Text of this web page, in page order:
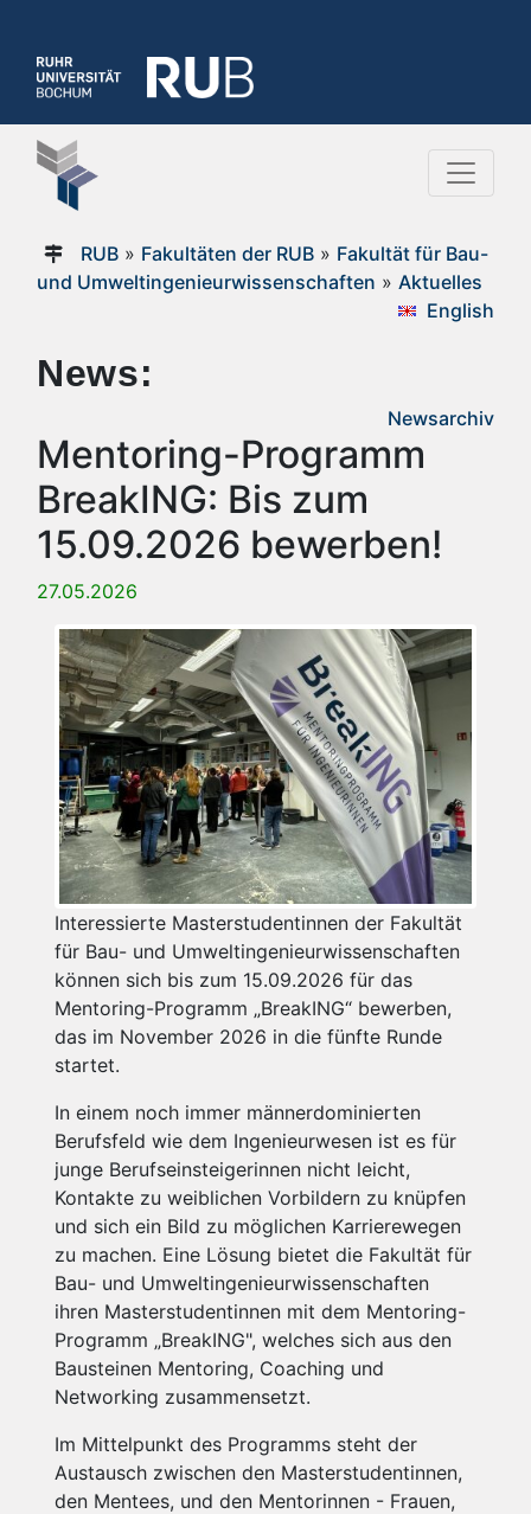
RUB» Fakultäten der RUB» Fakultät für Bau-
und Umweltingenieurwissenschaften » Aktuelles
English
News:
Newsarchiv
Mentoring-Programm
BreakING: Bis zum
15.09.2026 bewerben!
27.05.2026
Interessierte Masterstudentinnen der Fakultät
für Bau- und Umweltingenieurwissenschaften
können sich bis zum 15.09.2026 für das
Mentoring-Programm „BreakING“ bewerben,
das im November 2026 in die fünfte Runde
startet.
In einem noch immer männerdominierten
Berufsfeld wie dem Ingenieurwesen ist es für
junge Berufseinsteigerinnen nicht leicht,
Kontakte zu weiblichen Vorbildern zu knüpfen
und sich ein Bild zu möglichen Karrierewegen
zu machen. Eine Lösung bietet die Fakultät für
Bau- und Umweltingenieurwissenschaften
ihren Masterstudentinnen mit dem Mentoring-
Programm „BreakING", welches sich aus den
Bausteinen Mentoring, Coaching und
Networking zusammensetzt.
Im Mittelpunkt des Programms steht der
Austausch zwischen den Masterstudentinnen,
den Mentees, und den Mentorinnen - Frauen,